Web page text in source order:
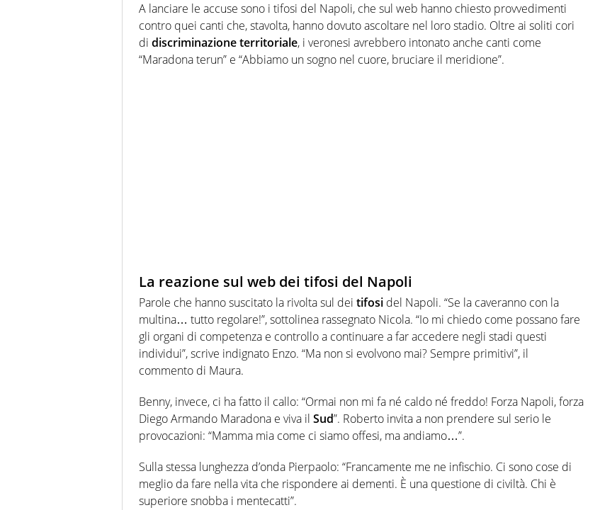
A lanciare le accuse sono i tifosi del Napoli, che sul web hanno chiesto provvedimenti
contro quei canti che, stavolta, hanno dovuto ascoltare nel loro stadio. Oltre ai soliti cori
di discriminazione territoriale, i veronesi avrebbero intonato anche canti come
“Maradona terun” e “Abbiamo un sogno nel cuore, bruciare il meridione”.
La reazione sul web dei tifosi del Napoli
Parole che hanno suscitato la rivolta sul dei tifosi del Napoli. “Se la caveranno con la
multina… tutto regolare!”, sottolinea rassegnato Nicola. “Io mi chiedo come possano fare
gli organi di competenza e controllo a continuare a far accedere negli stadi questi
individui”, scrive indignato Enzo. “Ma non si evolvono mai? Sempre primitivi”, il
commento di Maura.
Benny, invece, ci ha fatto il callo: “Ormai non mi fa né caldo né freddo! Forza Napoli, forza
Diego Armando Maradona e viva il Sud”. Roberto invita a non prendere sul serio le
provocazioni: “Mamma mia come ci siamo offesi, ma andiamo…”.
Sulla stessa lunghezza d’onda Pierpaolo: “Francamente me ne infischio. Ci sono cose di
meglio da fare nella vita che rispondere ai dementi. È una questione di civiltà. Chi è
superiore snobba i mentecatti”.